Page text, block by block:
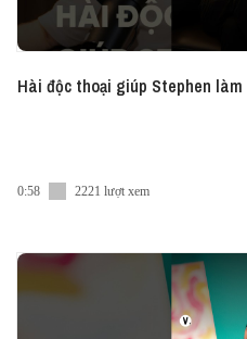
Hài độc thoại giúp Stephen
0:58 2221 lượt xem